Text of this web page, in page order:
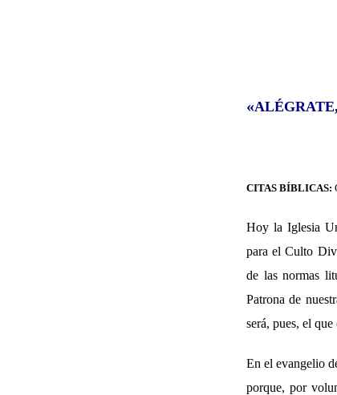
«
CITAS BÍBLICAS:
Hoy la Iglesia
para el Culto
de las normas
Patrona de
será, pues, el
En el evangelio
porque, por